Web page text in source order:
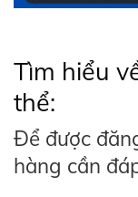
Tìm hiểu
thể:
Để được
hàng cần